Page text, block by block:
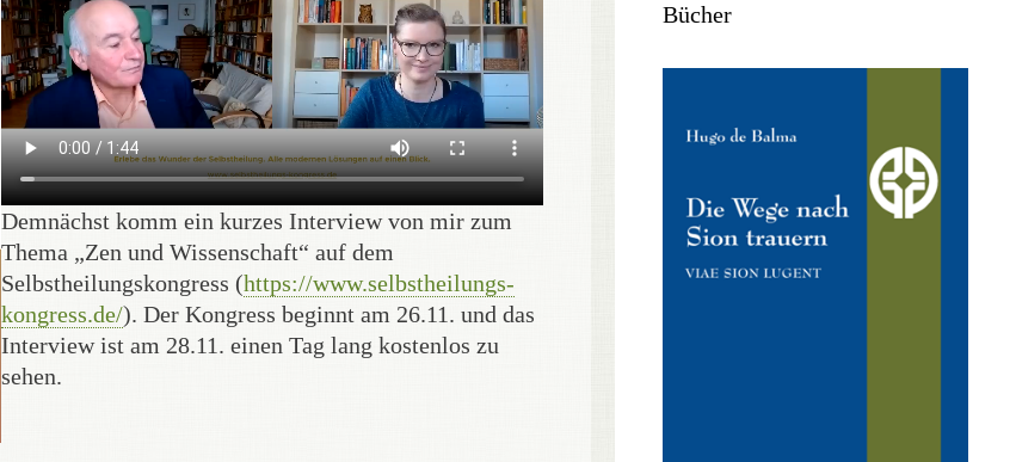
Demnächst komm ein kurzes Interview von mir zum
Thema „Zen und Wissenschaft“ auf dem
Selbstheilungskongress (https://www.selbstheilungs-
kongress.de/). Der Kongress beginnt am 26.11. und das
Interview ist am 28.11. einen Tag lang kostenlos zu
sehen.
Bücher